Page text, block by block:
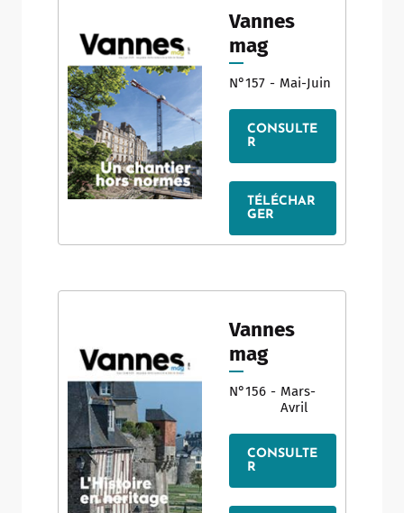
Vannes
mag
N°157 - Mai-Juin
CONSULTE
R
TÉLÉCHAR
GER
Vannes
mag
N°156 - Mars-
Avril
CONSULTE
R